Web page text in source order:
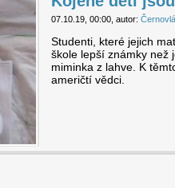
07.10.19, 00:00, autor:
Studenti, které jejich
škole lepší známky než
miminka z lahve. K
američtí vědci.